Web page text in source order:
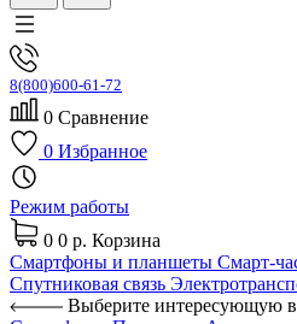
8(800)600-61-72
0 Сравнение
0 Избранное
Режим работы
0 0 р. Корзина
Смартфоны и планшеты Смарт-
Спутниковая связь
Выберите интересующую